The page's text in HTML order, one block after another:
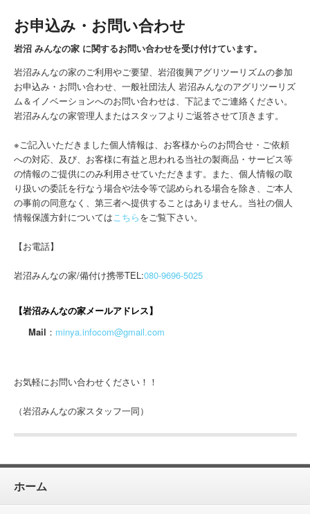
お申込み・お問い合わせ
岩沼 みんなの家 に関するお問い合わせを受け付けています。
岩沼みんなの家のご利用やご要望、岩沼復興アグリツーリズムの参加
お申込み・お問い合わせ、一般社団法人 岩沼みんなのアグリツーリズ
ム＆イノベーションへのお問い合わせは、下記までご連絡ください。
岩沼みんなの家管理人またはスタッフよりご返答させて頂きます。
※ご記入いただきました個人情報は、お客様からのお問合せ・ご依頼
への対応、及び、お客様に有益と思われる当社の製商品・サービス等
の情報のご提供にのみ利用させていただきます。また、個人情報の取
り扱いの委託を行なう場合や法令等で認められる場合を除き、ご本人
の事前の同意なく、第三者へ提供することはありません。当社の個人
情報保護方針についてはこちらをご覧下さい。
【お電話】
岩沼みんなの家/備付け携帯TEL:080-9696-5025
【岩沼みんなの家メールアドレス】
Mail ： minya.infocom@gmail.com
お気軽にお問い合わせください！！
（岩沼みんなの家スタッフ一同）
ホーム